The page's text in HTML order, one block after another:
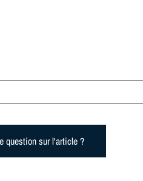
question sur l'article ?